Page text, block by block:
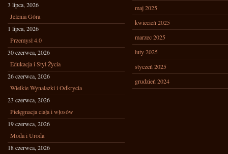
3 lipca, 2026
Jelenia Góra
1 lipca, 2026
Przemysł 4.0
30 czerwca, 2026
Edukacja i Styl Życia
26 czerwca, 2026
Wielkie Wynalazki i Odkrycia
23 czerwca, 2026
Pielęgnacja ciała i włosów
19 czerwca, 2026
Moda i Uroda
18 czerwca, 2026
maj 2025
kwiecień 2025
marzec 2025
luty 2025
styczeń 2025
grudzień 2024